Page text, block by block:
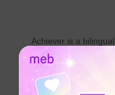
Achiever is a
available
contains essence of
that can be a driven